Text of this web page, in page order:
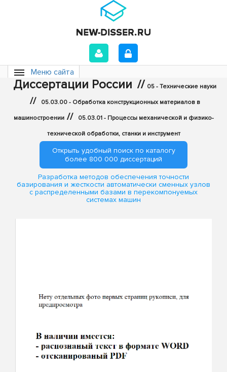
Меню сайта
Диссертации России // 05 - Технические науки
// 05.03.00 - Обработка конструкционных материалов в
машиностроении // 05.03.01 - Процессы механической и физико-
технической обработки, станки и инструмент
Открыть удобный поиск по каталогу
более 800 000 диссертаций
Разработка методов обеспечения точности
базирования и жесткости автоматически сменных узлов
с распределенными базами в перекомпонуемых
системах машин